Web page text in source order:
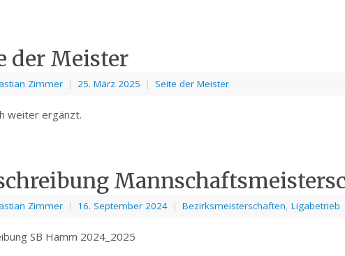
der Meister
Zimmer | 25. März 2025 | Seite der Meister
weiter ergänzt.
Zimmer | 16. September 2024 | Bezirksmeisterschaften, Ligabetrieb
SB Hamm 2024_2025